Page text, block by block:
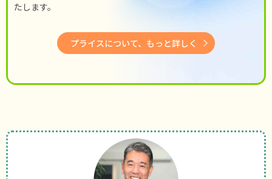
たします。
プライスについて、もっと詳しく